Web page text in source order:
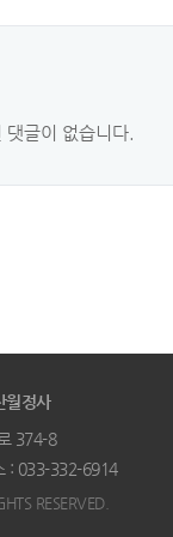
댓글이 없습니다.
월정사
374-8
033-332-6914
RESERVED.